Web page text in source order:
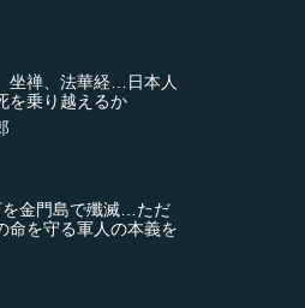
坐禅、法華経…日本人
を乗り越えるか
を金門島で殲滅…ただ
命を守る軍人の本義を